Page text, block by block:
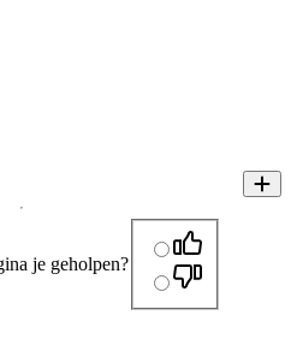
je geholpen?